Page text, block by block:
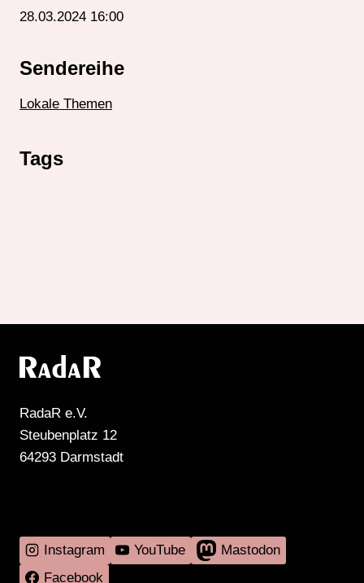
28.03.2024 16:00
Sendereihe
Lokale Themen
Tags
RadaR e.V.
Steubenplatz 12
64293 Darmstadt
Instagram YouTube
Mastodon
Facebook